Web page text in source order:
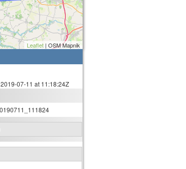
Leaflet| OSM Mapnik
07-11 at 11:18:24Z